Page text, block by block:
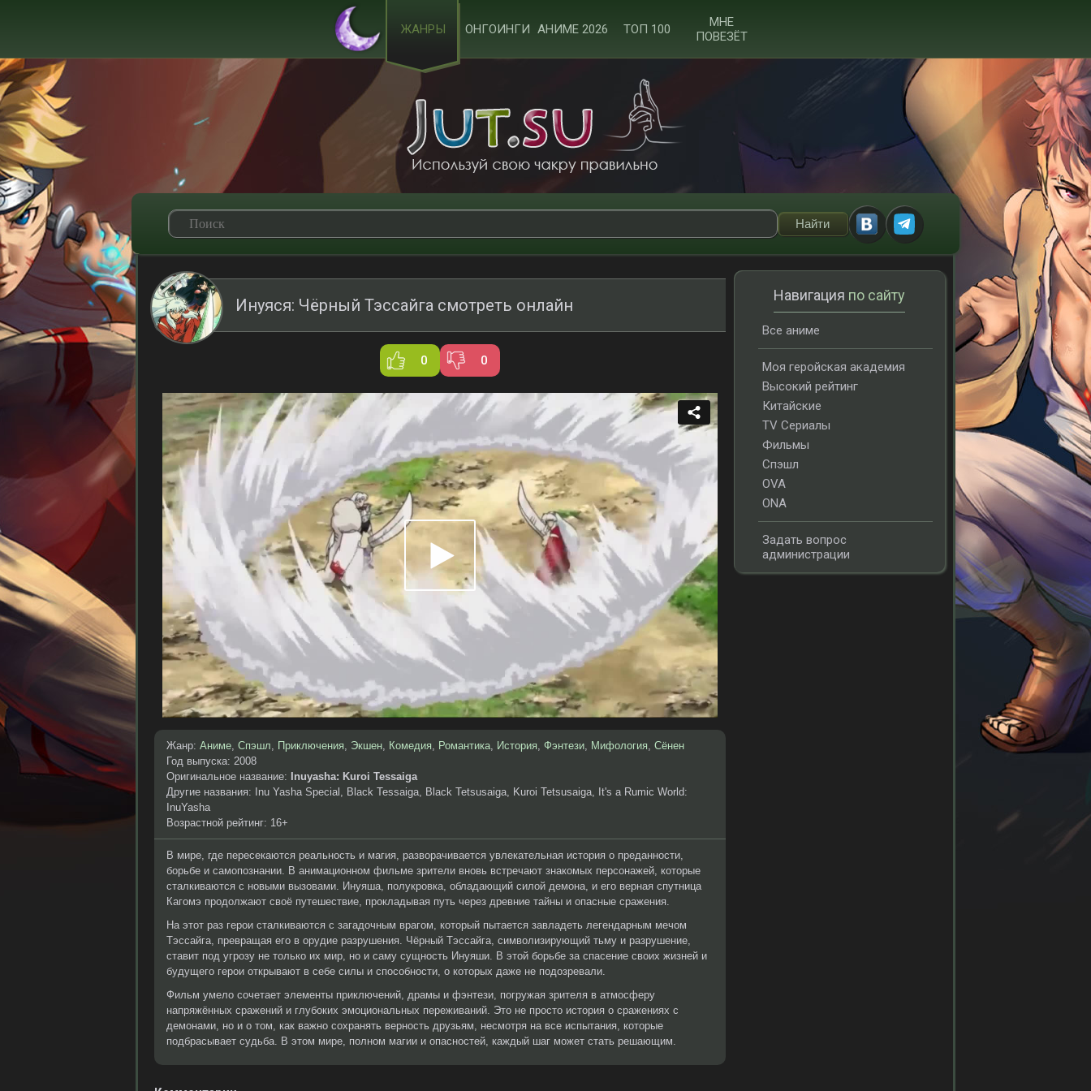
ЖАНРЫ ОНГОИНГИ АНИМЕ 2026 ТОП 100
МНЕ
ПОВЕЗЁТ
Инуяся: Чёрный Тэссайга смотреть онлайн
0 0
Жанр: Аниме, Спэшл, Приключения, Экшен, Комедия, Романтика, История, Фэнтези, Мифология, Сёнен
Год выпуска: 2008
Оригинальное название:
Inuyasha: Kuroi Tessaiga
Другие названия: Inu Yasha Special, Black Tessaiga, Black Tetsusaiga, Kuroi Tetsusaiga, It's a Rumic World:
InuYasha
Возрастной рейтинг: 16+
В мире, где пересекаются реальность и магия, разворачивается увлекательная история о преданности,
борьбе и самопознании. В анимационном фильме зрители вновь встречают знакомых персонажей, которые
сталкиваются с новыми вызовами. Инуяша, полукровка, обладающий силой демона, и его верная спутница
Кагомэ продолжают своё путешествие, прокладывая путь через древние тайны и опасные сражения.
На этот раз герои сталкиваются с загадочным врагом, который пытается завладеть легендарным мечом
Тэссайга, превращая его в орудие разрушения. Чёрный Тэссайга, символизирующий тьму и разрушение,
ставит под угрозу не только их мир, но и саму сущность Инуяши. В этой борьбе за спасение своих жизней и
будущего герои открывают в себе силы и способности, о которых даже не подозревали.
Фильм умело сочетает элементы приключений, драмы и фэнтези, погружая зрителя в атмосферу
напряжённых сражений и глубоких эмоциональных переживаний. Это не просто история о сражениях с
демонами, но и о том, как важно сохранять верность друзьям, несмотря на все испытания, которые
подбрасывает судьба. В этом мире, полном магии и опасностей, каждый шаг может стать решающим.
Навигация по сайту
Все аниме
Моя геройская академия
Высокий рейтинг
Китайские
TV Сериалы
Фильмы
Спэшл
OVA
ONA
Задать вопрос
администрации